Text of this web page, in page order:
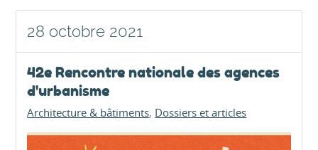
28 octobre 2021
42e Rencontre nationale des agences
d'urbanisme
Architecture & bâtiments Dossiers et articles